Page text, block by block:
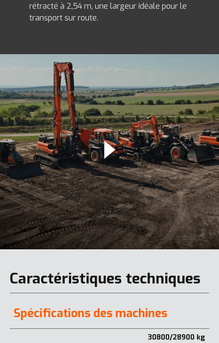
rétracté à 2,54 m, une largeur idéale pour le
transport sur route.
Caractéristiques techniques
Spécifications des machines
30800/28900 kg